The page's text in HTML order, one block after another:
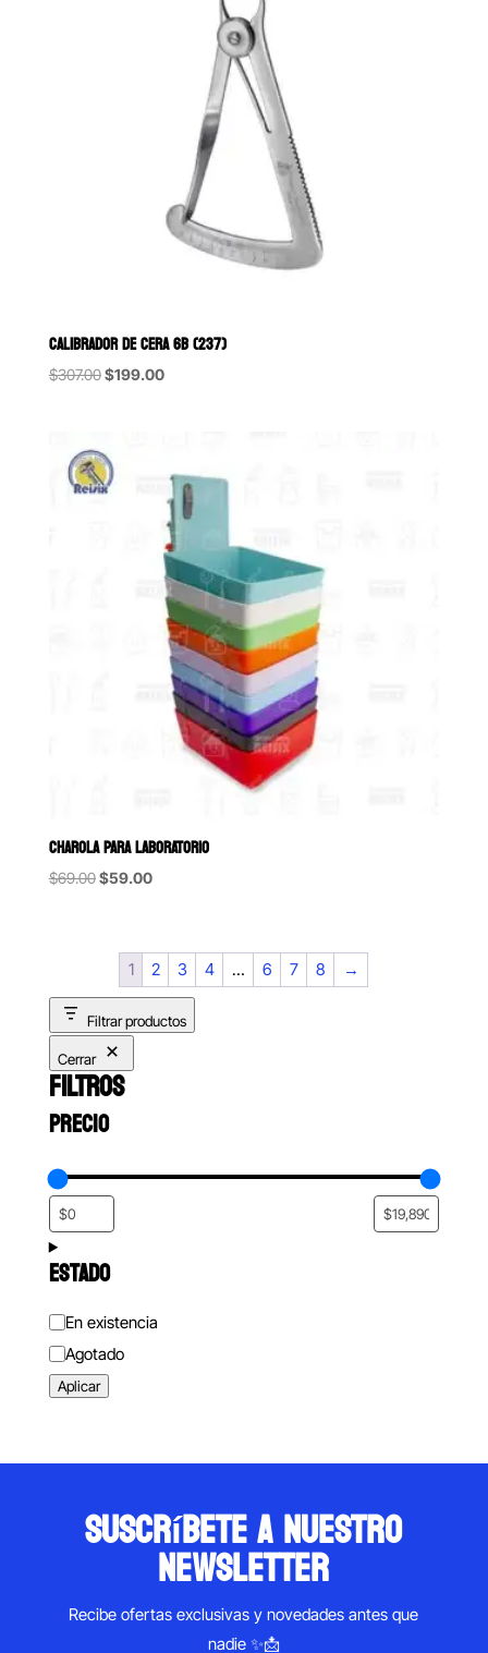
CALIBRADOR DE CERA 6B (237)
$307.00Original
$307.00.
$199.00Current
CHAROLA PARA LABORATORIO
$69.00Original
$69.00.
$59.00Current
$59.00.
1 2 3 4 … 6 7 8 →
Filtrar productos
Cerrar
FILTROS
PRECIO
ESTADO
Estado
En existencia
Agotado
Aplicar
suscríbete a nuestro
newsletter
Recibe ofertas exclusivas y novedades antes que
nadie ✨📩